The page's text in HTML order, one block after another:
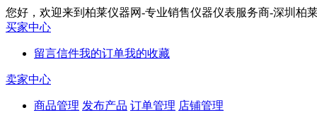
您好，欢迎来到柏莱仪器网-专业销售仪器仪表服务商-深圳柏
买家中心
留言信件我的订单我的收藏
卖家中心
商品管理 发布产品 订单管理 店铺管理